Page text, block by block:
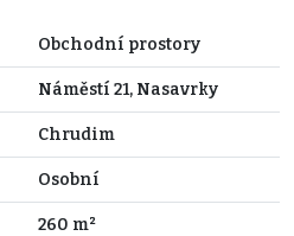
Obchodní prostory
Náměstí 21, Nasavrky
Chrudim
Osobní
260 m²